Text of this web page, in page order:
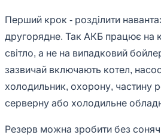
Перший крок - розділити
другорядне. Так АКБ працює на
світло, а не на випадковий
зазвичай включають котел,
холодильник, охорону, частину
серверну або холодильне
Резерв можна зробити без